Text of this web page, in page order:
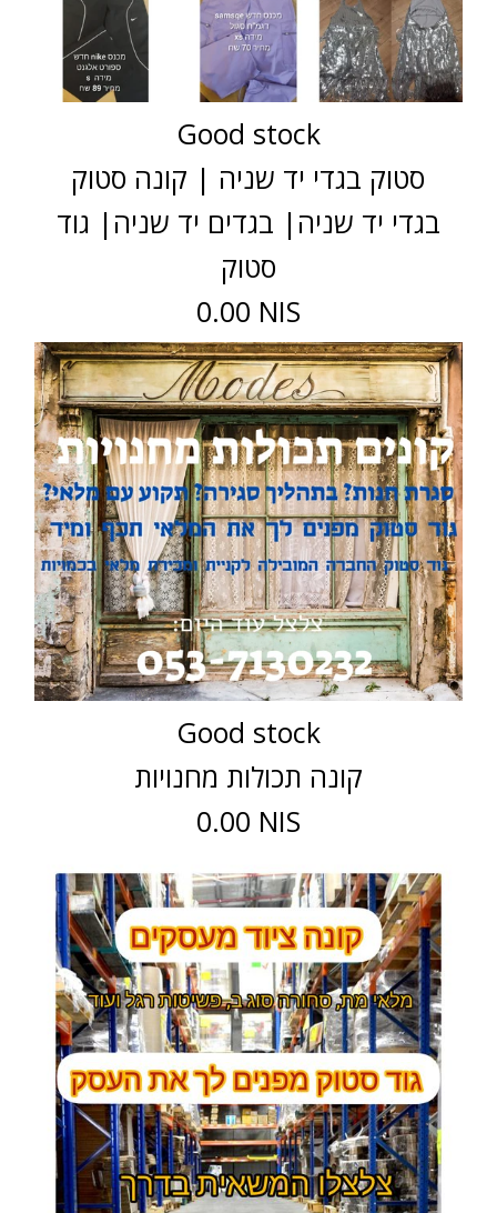
Good stock
סטוק בגדי יד שניה | קונה סטוק
בגדי יד שניה| בגדים יד שניה| גוד
סטוק
0.00 NIS
Good stock
קונה תכולות מחנויות
0.00 NIS